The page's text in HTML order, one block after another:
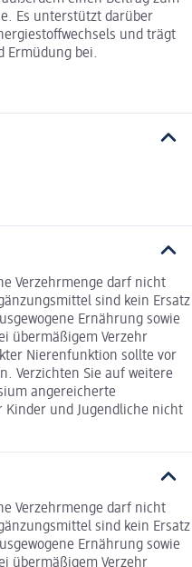
Es unterstützt darüber
und trägt
Ermüdung bei.
Verzehrmenge darf nicht
sind kein Ersatz
Ernährung sowie
übermäßigem Verzehr
Nierenfunktion sollte vor
Verzichten Sie auf weitere
angereicherte
Kinder und Jugendliche nicht
Verzehrmenge darf nicht
sind kein Ersatz
Ernährung sowie
übermäßigem Verzehr